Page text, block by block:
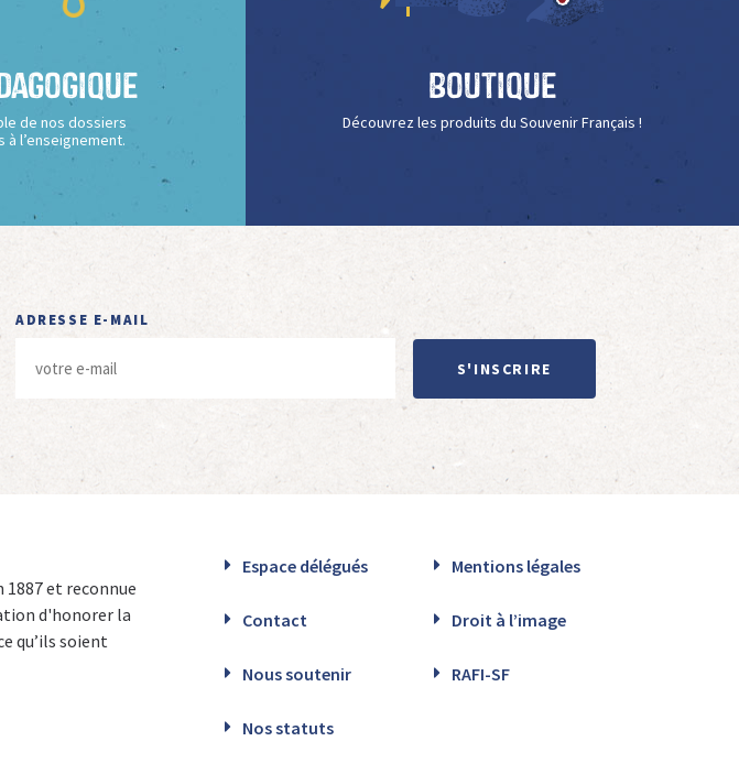
de nos dossiers
l’enseignement.
Boutique
Découvrez les produits du Souvenir Français !
ADRESSE E-MAIL
S'INSCRIRE
1887 et reconnue
d'honorer la
qu’ils soient
Espace délégués Mentions légales
Contact Droit à l’image
Nous soutenir RAFI-SF
Nos statuts